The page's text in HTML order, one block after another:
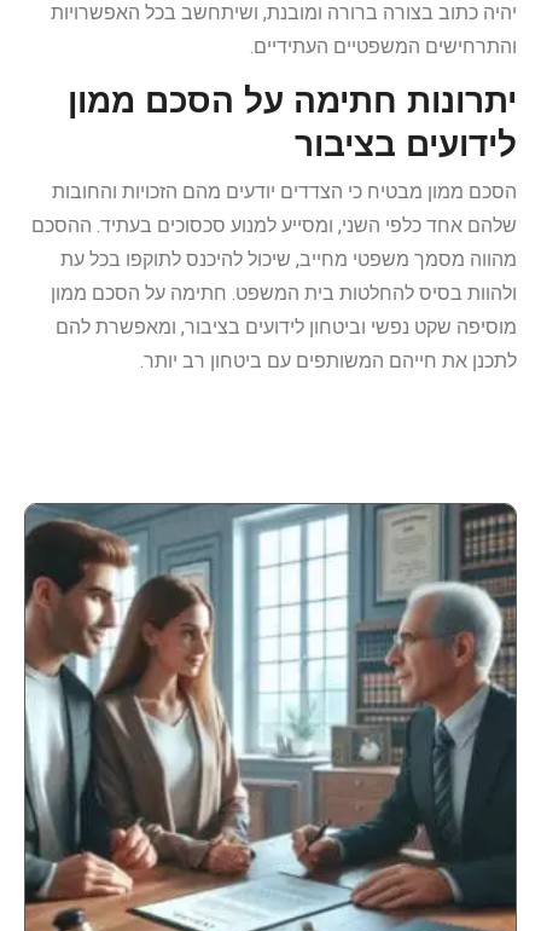
יהיה כתוב בצורה ברורה ומובנת, ושיתחשב בכל האפשרויות
והתרחישים המשפטיים העתידיים.
יתרונות חתימה על הסכם ממון
לידועים בציבור
הסכם ממון מבטיח כי הצדדים יודעים מהם הזכויות והחובות
שלהם אחד כלפי השני, ומסייע למנוע סכסוכים בעתיד. ההסכם
מהווה מסמך משפטי מחייב, שיכול להיכנס לתוקפו בכל עת
ולהוות בסיס להחלטות בית המשפט. חתימה על הסכם ממון
מוסיפה שקט נפשי וביטחון לידועים בציבור, ומאפשרת להם
לתכנן את חייהם המשותפים עם ביטחון רב יותר.